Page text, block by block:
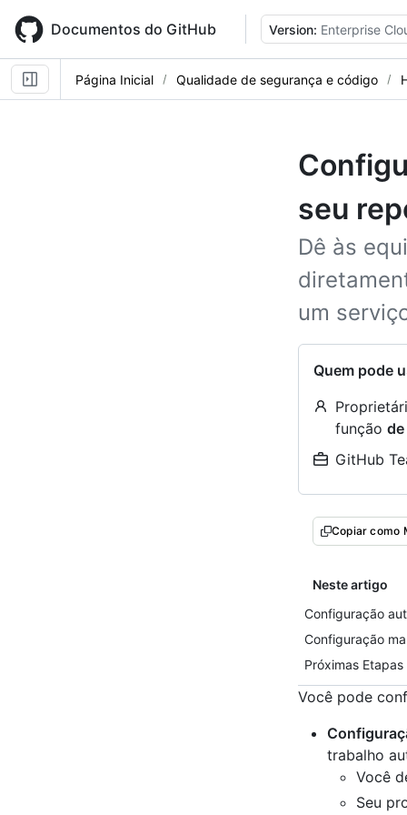
main
content
Documentos do GitHub Version: Enterprise
Página Inicial Qualidade de segurança e código
seu
Dê às
um
Quem pode
função
GitHub
Copiar como
Neste artigo
Configuração
Configuração
Próximas Etapas
Você pode
trabalho
Você
Seu